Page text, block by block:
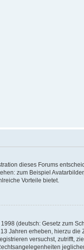
dieses Forums
zum Beispiel
Vorteile bietet.
(deutsch: Gesetz zum
Jahren erheben, hierzu
versuchst, zutrifft,